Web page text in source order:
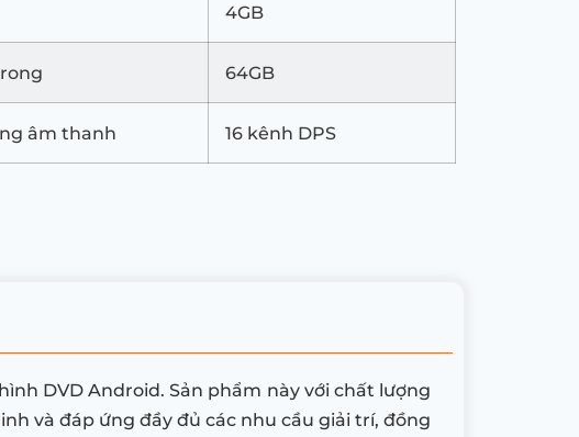
4GB
64GB
âm thanh 16 kênh DPS
DVD Android. Sản phẩm này với chất lượng
và đáp ứng đầy đủ các nhu cầu giải trí, đồng